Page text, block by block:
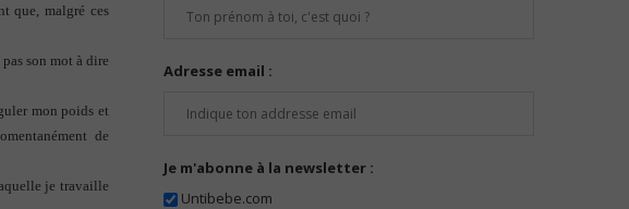
que, malgré ces
son mot à dire
mon poids et
de
je travaille
Adresse email :
Je m'abonne à la newsletter :
Untibebe.com